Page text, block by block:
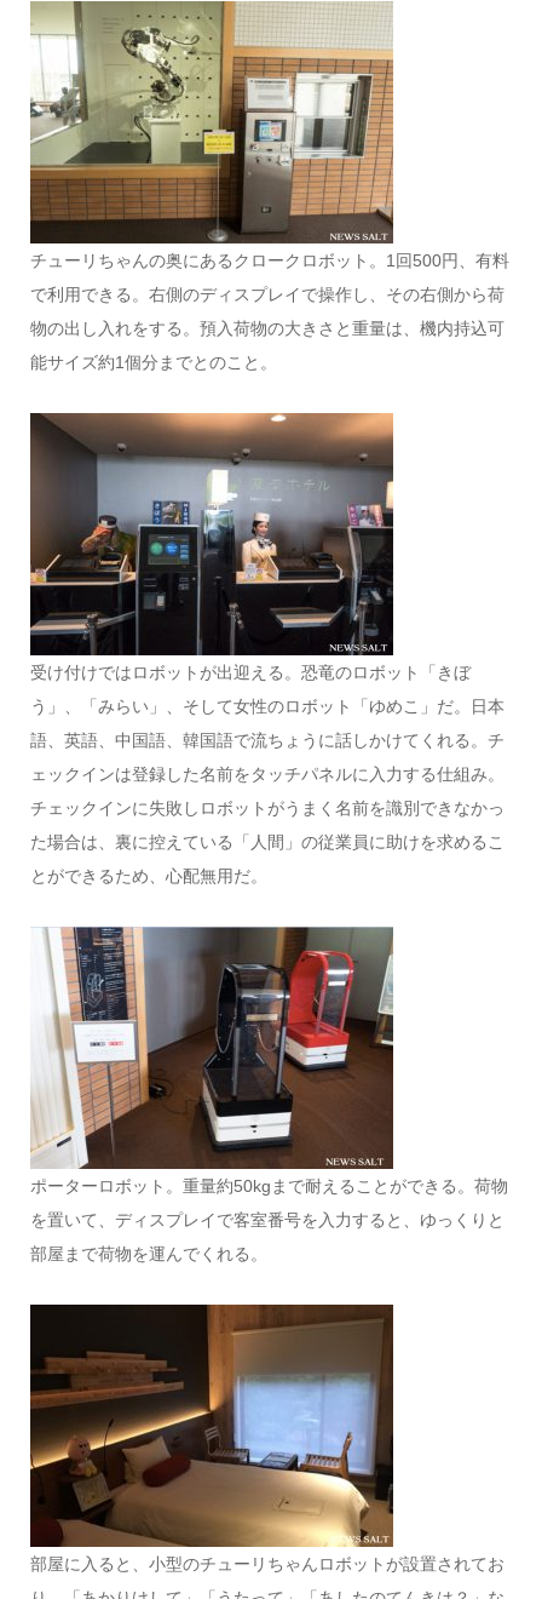
チューリちゃんの奥にあるクロークロボット。1回500円、有料
で利用できる。右側のディスプレイで操作し、その右側から荷
物の出し入れをする。預入荷物の大きさと重量は、機内持込可
能サイズ約1個分までとのこと。
受け付けではロボットが出迎える。恐竜のロボット「きぼ
う」、「みらい」、そして女性のロボット「ゆめこ」だ。日本
語、英語、中国語、韓国語で流ちょうに話しかけてくれる。チ
ェックインは登録した名前をタッチパネルに入力する仕組み。
チェックインに失敗しロボットがうまく名前を識別できなかっ
た場合は、裏に控えている「人間」の従業員に助けを求めるこ
とができるため、心配無用だ。
ポーターロボット。重量約50kgまで耐えることができる。荷物
を置いて、ディスプレイで客室番号を入力すると、ゆっくりと
部屋まで荷物を運んでくれる。
部屋に入ると、小型のチューリちゃんロボットが設置されてお